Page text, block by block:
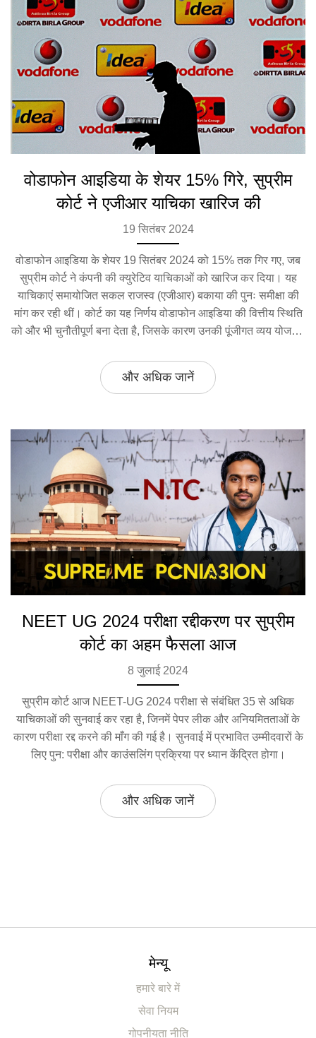
वोडाफोन आइडिया के शेयर 15% गिरे, सुप्रीम
कोर्ट ने एजीआर याचिका खारिज की
19 सितंबर 2024
वोडाफोन आइडिया के शेयर 19 सितंबर 2024 को 15% तक गिर गए, जब
सुप्रीम कोर्ट ने कंपनी की क्युरेटिव याचिकाओं को खारिज कर दिया। यह
याचिकाएं समायोजित सकल राजस्व (एजीआर) बकाया की पुनः समीक्षा की
मांग कर रही थीं। कोर्ट का यह निर्णय वोडाफोन आइडिया की वित्तीय स्थिति
को और भी चुनौतीपूर्ण बना देता है, जिसके कारण उनकी पूंजीगत व्यय योजनाएं
और अधिक जानें
NEET UG 2024 परीक्षा रद्दीकरण पर सुप्रीम
कोर्ट का अहम फैसला आज
8 जुलाई 2024
सुप्रीम कोर्ट आज NEET-UG 2024 परीक्षा से संबंधित 35 से अधिक
याचिकाओं की सुनवाई कर रहा है, जिनमें पेपर लीक और अनियमितताओं के
कारण परीक्षा रद्द करने की माँग की गई है। सुनवाई में प्रभावित उम्मीदवारों के
लिए पुन: परीक्षा और काउंसलिंग प्रक्रिया पर ध्यान केंद्रित होगा।
और अधिक जानें
मेन्यू
हमारे बारे में
सेवा नियम
गोपनीयता नीति